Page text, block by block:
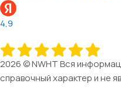
4,9
2026 © NWHT Вся
справочный характер и не